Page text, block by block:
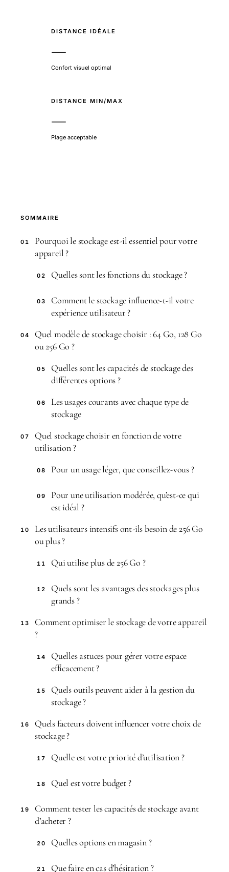
DISTANCE IDÉALE
—
Confort visuel optimal
DISTANCE MIN/MAX
—
Plage acceptable
SOMMAIRE
01
Pourquoi le stockage est-il essentiel pour votre
appareil ?
02 Quelles sont les fonctions du stockage ?
03
Comment le stockage influence-t-il votre
expérience utilisateur ?
04
Quel modèle de stockage choisir : 64 Go, 128 Go
ou 256 Go ?
05
Quelles sont les capacités de stockage des
différentes options ?
06
Les usages courants avec chaque type de
stockage
07
Quel stockage choisir en fonction de votre
utilisation ?
08 Pour un usage léger, que conseillez-vous ?
09
Pour une utilisation modérée, qu’est-ce qui
est idéal ?
10
Les utilisateurs intensifs ont-ils besoin de 256 Go
ou plus ?
11 Qui utilise plus de 256 Go ?
12
Quels sont les avantages des stockages plus
grands ?
13
Comment optimiser le stockage de votre appareil
?
14
Quelles astuces pour gérer votre espace
efficacement ?
15
Quels outils peuvent aider à la gestion du
stockage ?
16
Quels facteurs doivent influencer votre choix de
stockage ?
17 Quelle est votre priorité d’utilisation ?
18 Quel est votre budget ?
19
Comment tester les capacités de stockage avant
d’acheter ?
20 Quelles options en magasin ?
21 Que faire en cas d’hésitation ?